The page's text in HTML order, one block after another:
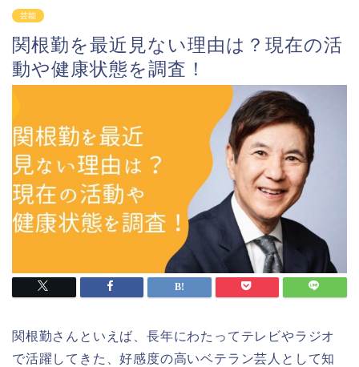
芸能
関根勤を最近見ない理由は？現在の活
動や健康状態を調査！
関根勤さんといえば、長年にわたってテレビやラジオ
で活躍してきた、好感度の高いベテラン芸人として知